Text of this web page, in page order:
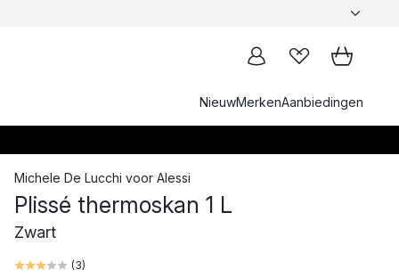
NieuwMerkenAanbiedingen
Michele De Lucchi voor Alessi
Plissé thermoskan 1 L
Zwart
(3)